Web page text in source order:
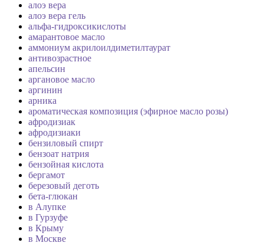
алоэ вера
алоэ вера гель
альфа-гидроксикислоты
амарантовое масло
аммониум акрилоилдиметилтаурат
антивозрастное
апельсин
аргановое масло
аргинин
арника
ароматическая композиция (эфирное масло розы)
афродизиак
афродизиаки
бензиловый спирт
бензоат натрия
бензойная кислота
бергамот
березовый деготь
бета-глюкан
в Алупке
в Гурзуфе
в Крыму
в Москве